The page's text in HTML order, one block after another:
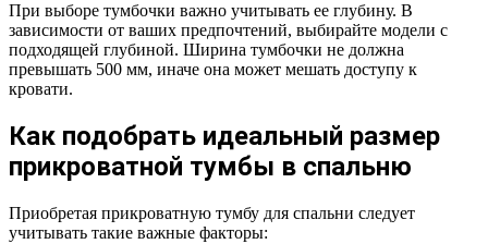
При выборе тумбочки важно учитывать ее глубину. В
зависимости от ваших предпочтений, выбирайте модели с
подходящей глубиной. Ширина тумбочки не должна
превышать 500 мм, иначе она может мешать доступу к
кровати.
Как подобрать идеальный размер
прикроватной тумбы в спальню
Приобретая прикроватную тумбу для спальни следует
учитывать такие важные факторы: